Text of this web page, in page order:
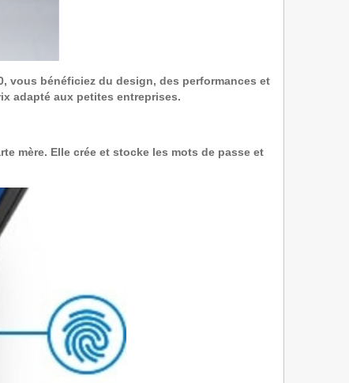
vous bénéficiez du design, des performances et
adapté aux petites entreprises.
mère. Elle crée et stocke les mots de passe et